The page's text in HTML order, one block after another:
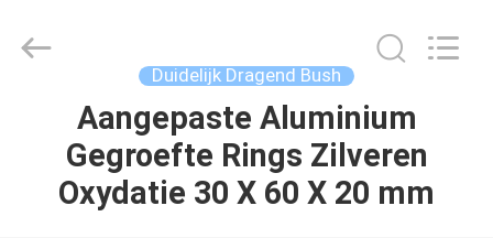
PRODUCTEN
LTD.
Duidelijk Dragend Bush
Aangepaste Aluminium
Gegroefte Rings Zilveren
Oxydatie 30 X 60 X 20 mm